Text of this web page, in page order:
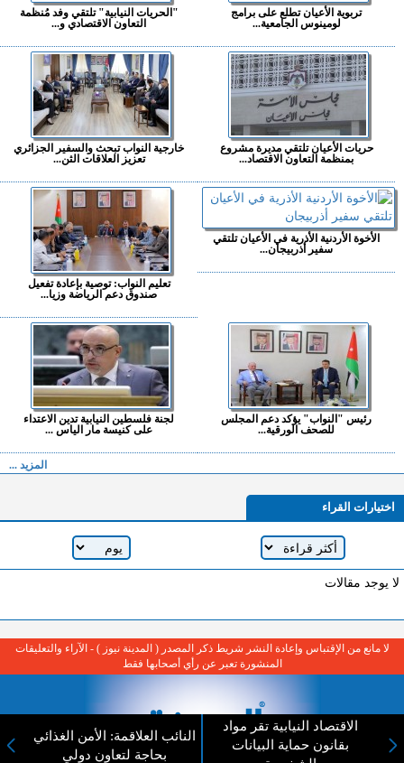
تربوية الأعيان تطلع على برامج
لومينوس الجامعية...
"الحريات النيابية" تلتقي وفد مُنظمة
التعاون الاقتصادي و...
حريات الأعيان تلتقي مديرة مشروع
بمنظمة التعاون الاقتصاد...
خارجية النواب تبحث والسفير الجزائري
تعزيز العلاقات الثن...
الأخوة الأردنية الأذرية في الأعيان تلتقي
سفير أذربيجان...
تعليم النواب: توصية بإعادة تفعيل
صندوق دعم الرياضة وزيا...
رئيس "النواب" يؤكد دعم المجلس
للصحف الورقية...
لجنة فلسطين النيابية تدين الاعتداء
على كنيسة مار الياس ...
المزيد ...
اختيارات القراء
لا يوجد مقالات
الاقتصاد النيابية تقر مواد
بقانون حماية البيانات
النائب العلاقمة: الأمن الغذائي
بحاجة لتعاون دولي
لا مانع من الإقتباس وإعادة النشر شريط ذكر المصدر ( المدينة نيوز ) - الآراء والتعليقات
المنشورة تعبر عن رأي أصحابها فقط